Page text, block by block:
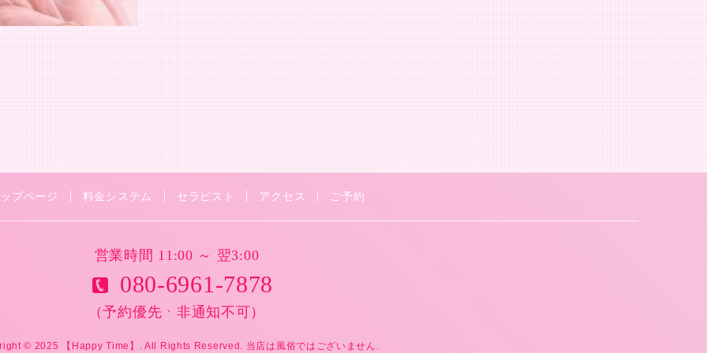
プページ 料金システム セラピスト アクセス ご予約
営業時間 11:00 ～ 翌3:00
080-6961-7878
（予約優先ㆍ非通知不可）
© 2025 【Happy Time】. All Rights Reserved. 当店は風俗ではございません.